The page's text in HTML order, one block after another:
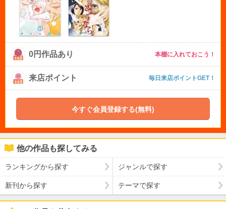
0円作品あり 本棚に入れておこう！
来店ポイント 毎日来店ポイントGET！
今すぐ会員登録する(無料)
他の作品も探してみる
ランキングから探す ジャンルで探す
新刊から探す テーマで探す